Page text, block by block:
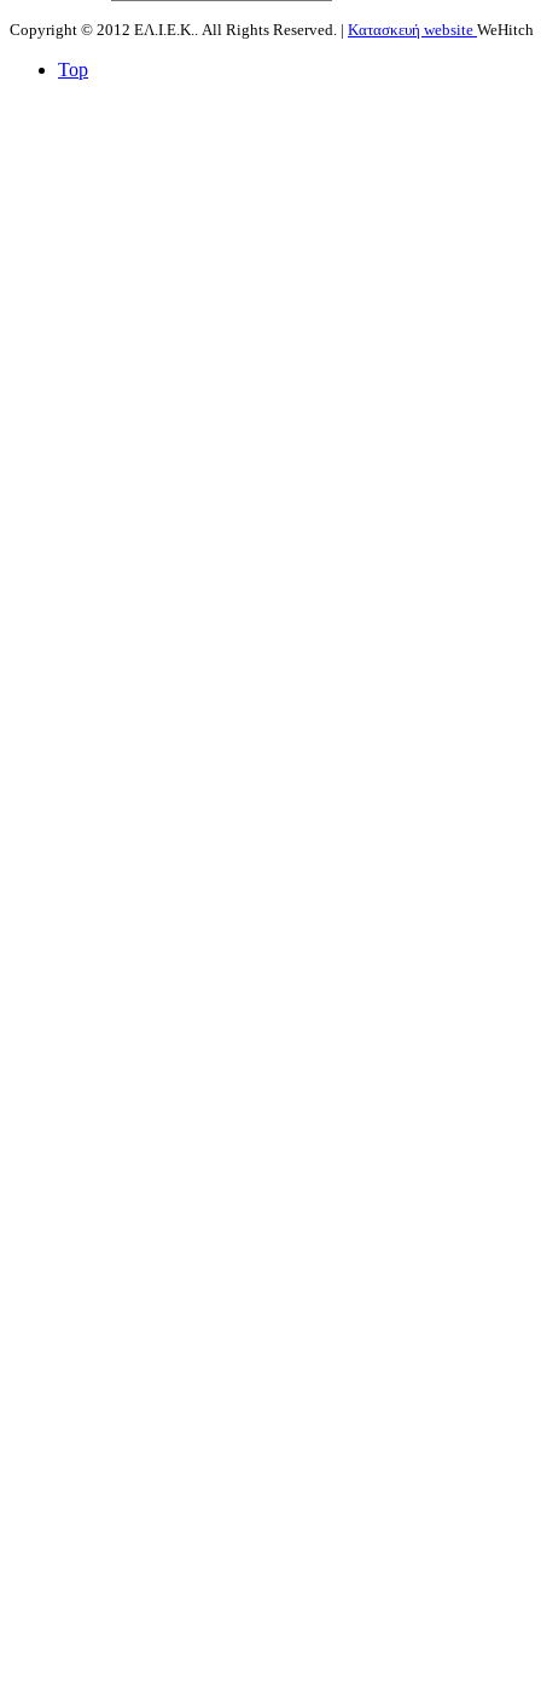
Copyright © 2012 ΕΛ.Ι.Ε.Κ.. All Rights Reserved. | Κατασκευή website WeHitch
Top